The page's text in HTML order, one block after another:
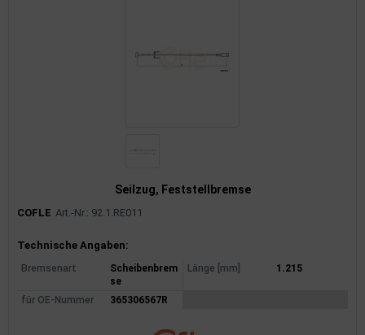
Seilzug, Feststellbremse
COFLE Art.-Nr.: 92.1.RE011
Produktinformationen
Technische Angaben:
Bremsenart
Scheibenbrem
se
Länge [mm] 1.215
für OE-Nummer 365306567R